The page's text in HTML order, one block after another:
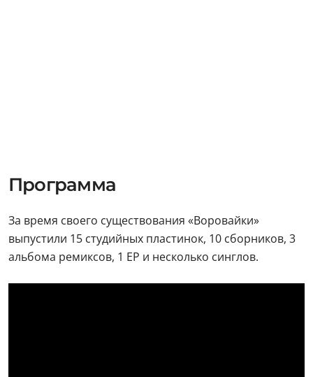
Программа
За время своего существования «Воровайки»
выпустили 15 студийных пластинок, 10 сборников, 3
альбома ремиксов, 1 ЕР и несколько синглов.